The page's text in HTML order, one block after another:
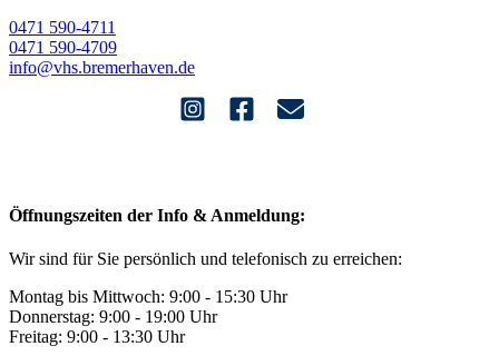
0471 590-4711
0471 590-4709
info@vhs.bremerhaven.de
Öffnungszeiten der Info & Anmeldung:
Wir sind für Sie persönlich und telefonisch zu erreichen:
Montag bis Mittwoch: 9:00 - 15:30 Uhr
Donnerstag: 9:00 - 19:00 Uhr
Freitag: 9:00 - 13:30 Uhr